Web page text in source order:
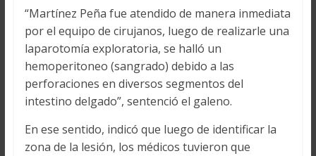
“Martínez Peña fue atendido de manera inmediata
por el equipo de cirujanos, luego de realizarle una
laparotomía exploratoria, se halló un
hemoperitoneo (sangrado) debido a las
perforaciones en diversos segmentos del
intestino delgado”, sentenció el galeno.
En ese sentido, indicó que luego de identificar la
zona de la lesión, los médicos tuvieron que